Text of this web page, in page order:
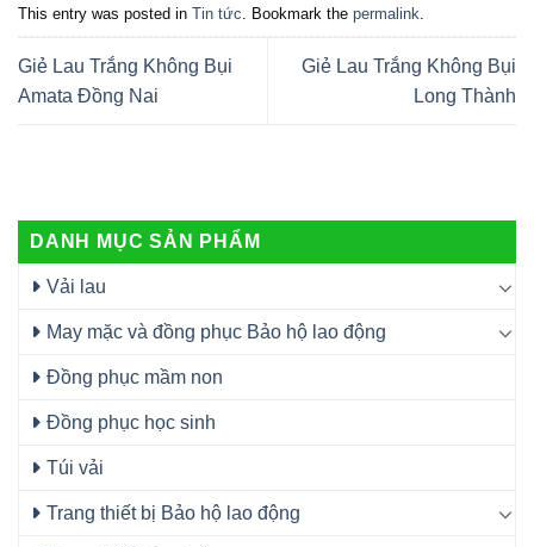
This entry was posted in Tin tức. Bookmark the permalink.
Giẻ Lau Trắng Không Bụi
Amata Đồng Nai
Giẻ Lau Trắng Không Bụi
Long Thành
DANH MỤC SẢN PHẨM
Vải lau
May mặc và đồng phục Bảo hộ lao động
Đồng phục mầm non
Đồng phục học sinh
Túi vải
Trang thiết bị Bảo hộ lao động